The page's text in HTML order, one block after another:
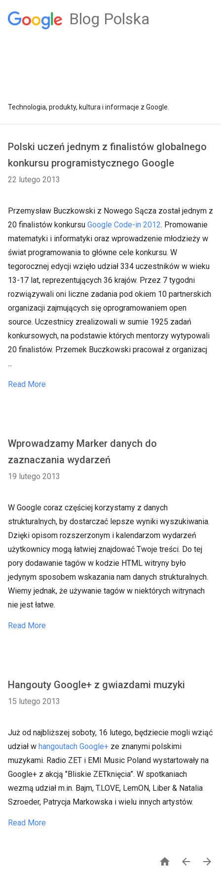
Blog Polska
Technologia, produkty, kultura i informacje z Google.
Polski uczeń jednym z finalistów globalnego
konkursu programistycznego Google
22 lutego 2013
Przemysław Buczkowski z Nowego Sącza został jednym z
20 finalistów konkursu Google Code-in 2012. Promowanie
matematyki i informatyki oraz wprowadzenie młodzieży w
świat programowania to główne cele konkursu. W
tegorocznej edycji wzięło udział 334 uczestników w wieku
13-17 lat, reprezentujących 36 krajów. Przez 7 tygodni
rozwiązywali oni liczne zadania pod okiem 10 partnerskich
organizacji zajmujących się oprogramowaniem open
source. Uczestnicy zrealizowali w sumie 1925 zadań
konkursowych, na podstawie których mentorzy wytypowali
20 finalistów. Przemek Buczkowski pracował z organizacj
...
Read More
Wprowadzamy Marker danych do
zaznaczania wydarzeń
19 lutego 2013
W Google coraz częściej korzystamy z danych
strukturalnych, by dostarczać lepsze wyniki wyszukiwania.
Dzięki opisom rozszerzonym i kalendarzom wydarzeń
użytkownicy mogą łatwiej znajdować Twoje treści. Do tej
pory dodawanie tagów w kodzie HTML witryny było
jedynym sposobem wskazania nam danych strukturalnych.
Wiemy jednak, że używanie tagów w niektórych witrynach
nie jest łatwe.
Read More
Hangouty Google+ z gwiazdami muzyki
15 lutego 2013
Już od najbliższej soboty, 16 lutego, będziecie mogli wziąć
udział w hangoutach Google+ ze znanymi polskimi
muzykami. Radio ZET i EMI Music Poland wystartowały na
Google+ z akcją "Bliskie ZETknięcia”. W spotkaniach
wezmą udział m.in. Bajm, T.LOVE, LemON, Liber & Natalia
Szroeder, Patrycja Markowska i wielu innych artystów.
Read More
  